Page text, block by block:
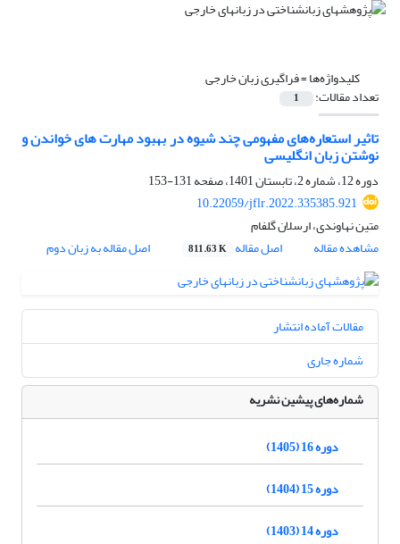
کلیدواژه‌ها =فراگیری زبان خارجی
تعداد مقالات: 1
تاثیر استعاره‌های مفهومی چند شیوه در بهبود مهارت های خواندن و
نوشتن زبان انگلیسی
دوره 12، شماره 2، تابستان 1401، صفحه
131-153
10.22059/jflr.2022.335385.921
متین نهاوندی، ارسلان گلفام
مشاهده مقاله
اصل مقاله 811.63 K اصل مقاله به زبان دوم
مقالات آماده انتشار
شماره جاری
شماره‌های پیشین نشریه
دوره 16 (1405)
دوره 15 (1404)
دوره 14 (1403)